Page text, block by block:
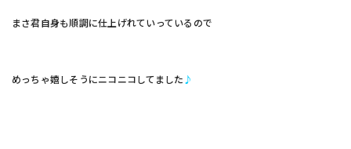
まさ君自身も順調に仕上げれていっているので
めっちゃ嬉しそうにニコニコしてました ♪